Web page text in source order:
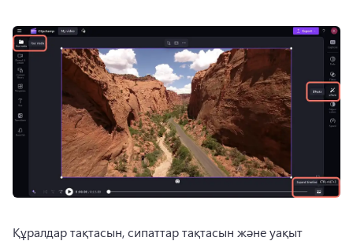
Құралдар тақтасын, сипаттар тақтасын және уақыт